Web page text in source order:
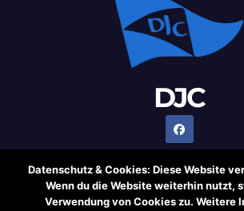
DJC
Stolz präsentiert von WordPress|
Datenschutz & Cookies: Diese Website
Wenn du die Website weiterhin nutzt,
Verwendung von Cookies zu. Weitere